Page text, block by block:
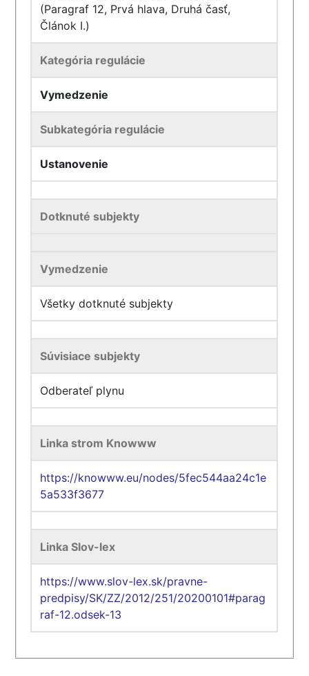
(Paragraf 12, Prvá hlava, Druhá časť,
Článok I.)
Kategória regulácie
Vymedzenie
Subkategória regulácie
Ustanovenie
Dotknuté subjekty
Vymedzenie
Všetky dotknuté subjekty
Súvisiace subjekty
Odberateľ plynu
Linka strom Knowww
https://knowww.eu/nodes/5fec544aa24c1e
5a533f3677
Linka Slov-lex
https://www.slov-lex.sk/pravne-
predpisy/SK/ZZ/2012/251/20200101#parag
raf-12.odsek-13